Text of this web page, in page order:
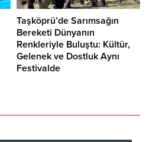
Taşköprü’de Sarımsağın
Bereketi Dünyanın
Renkleriyle Buluştu: Kültür,
Gelenek ve Dostluk Aynı
Festivalde